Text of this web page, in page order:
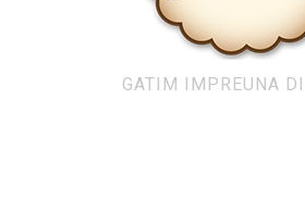
GATIM IMPREUNA